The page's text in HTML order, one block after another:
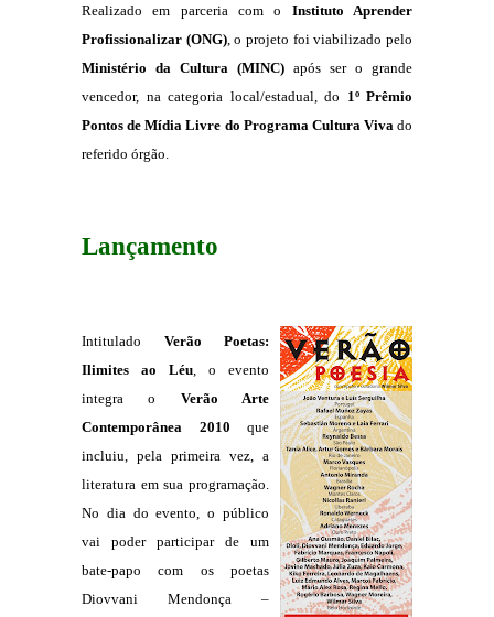
Realizado em parceria com o Instituto Aprender
Profissionalizar (ONG), o projeto foi viabilizado pelo
Ministério da Cultura (MINC) após ser o grande
vencedor, na categoria local/estadual, do
1º Prêmio
Pontos de Mídia Livre do Programa Cultura Vivado
referido órgão.
Lançamento
Intitulado Verão Poetas:
Ilimites ao Léu, o evento
integra o Verão Arte
Contemporânea 2010 que
incluiu, pela primeira vez, a
literatura em sua programação.
No dia do evento, o público
vai poder participar de um
bate-papo com os poetas
Diovvani Mendonça –